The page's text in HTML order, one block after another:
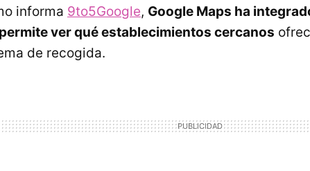
informa 9to5Google, Google Maps ha
ver qué establecimientos cercanos
de recogida.